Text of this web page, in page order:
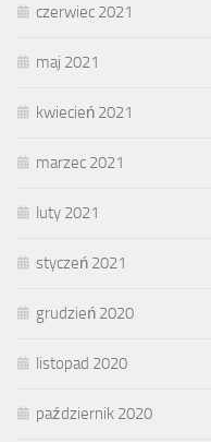
czerwiec 2021
maj 2021
kwiecień 2021
marzec 2021
luty 2021
styczeń 2021
grudzień 2020
listopad 2020
październik 2020